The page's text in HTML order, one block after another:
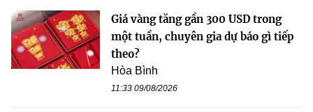
Giá vàng tăng gần 300 USD trong
một tuần, chuyên gia dự báo gì tiếp
theo?
Hòa Bình
11:33 09/08/2026